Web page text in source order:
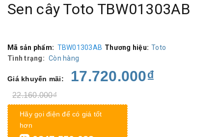
Sen cây Toto TBW01303AB
Mã sản phẩm: TBW01303AB Thương hiệu: Toto
Tình trạng: Còn hàng
Giá khuyến mãi: 17.720.000₫
22.160.000₫
Hãy gọi điện để có giá tốt
hơn